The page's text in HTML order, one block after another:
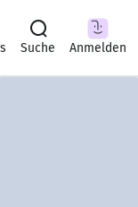
Suche Anmelden